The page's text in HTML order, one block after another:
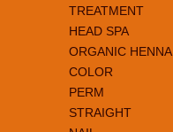
TREATMENT
HEAD SPA
ORGANIC HENNA
COLOR
PERM
STRAIGHT